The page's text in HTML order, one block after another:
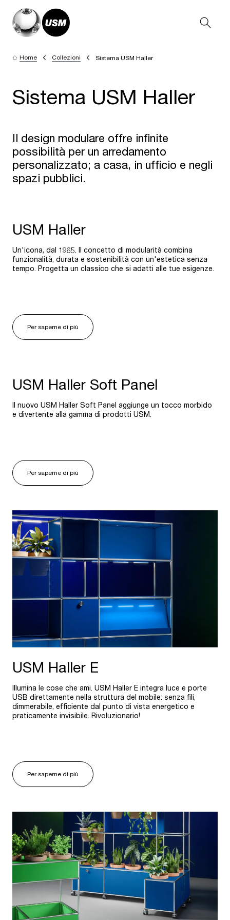
Home Collezioni Sistema USM Haller
Sistema USM Haller
Il design modulare offre infinite
possibilità per un arredamento
personalizzato; a casa, in ufficio e negli
spazi pubblici.
USM Haller
Un'icona, dal 1965. Il concetto di modularità combina
funzionalità, durata e sostenibilità con un'estetica senza
tempo. Progetta un classico che si adatti alle tue esigenze.
Per saperne di più
USM Haller Soft Panel
Il nuovo USM Haller Soft Panel aggiunge un tocco morbido
e divertente alla gamma di prodotti USM.
Per saperne di più
USM Haller E
Illumina le cose che ami. USM Haller E integra luce e porte
USB direttamente nella struttura del mobile: senza fili,
dimmerabile, efficiente dal punto di vista energetico e
praticamente invisibile. Rivoluzionario!
Per saperne di più